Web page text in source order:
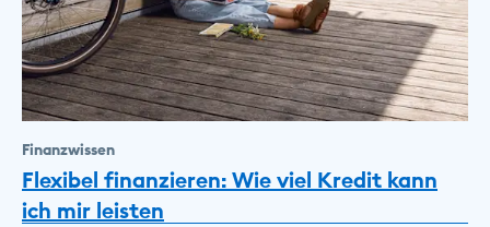
Finanzwissen
Flexibel finanzieren: Wie viel Kredit kann
ich mir leisten